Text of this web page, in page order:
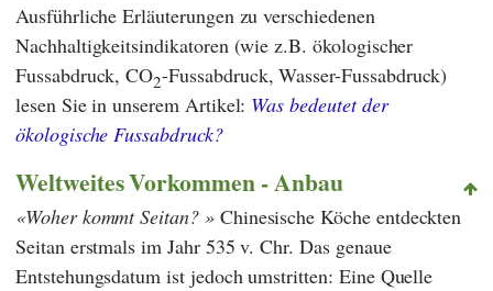
Ausführliche Erläuterungen zu verschiedenen
Nachhaltigkeitsindikatoren (wie z.B. ökologischer
Fussabdruck, CO2-Fussabdruck, Wasser-Fussabdruck)
lesen Sie in unserem Artikel: Was bedeutet der
ökologische Fussabdruck?
Weltweites Vorkommen - Anbau
Woher kommt Seitan? Chinesische Köche entdeckten
Seitan erstmals im Jahr 535 v. Chr. Das genaue
Entstehungsdatum ist jedoch umstritten: Eine Quelle